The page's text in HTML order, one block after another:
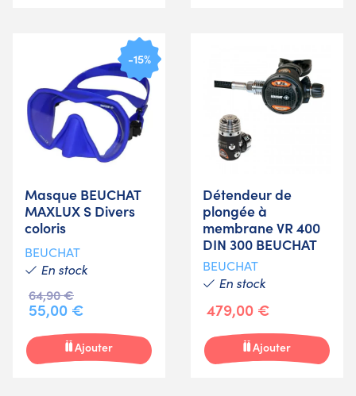
-15%
Masque BEUCHAT
MAXLUX S Divers
coloris
BEUCHAT
En stock
64,90 €
55,00 €
Ajouter
Détendeur de
plongée à
membrane VR 400
DIN 300 BEUCHAT
BEUCHAT
En stock
479,00 €
Ajouter